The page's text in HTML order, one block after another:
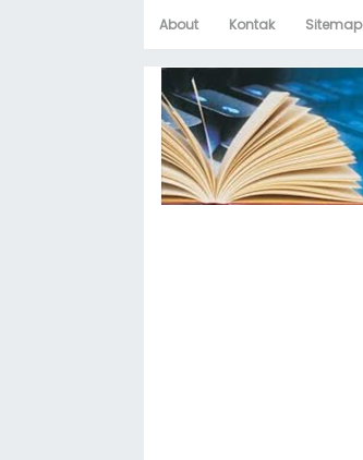
About Kontak Sitemap